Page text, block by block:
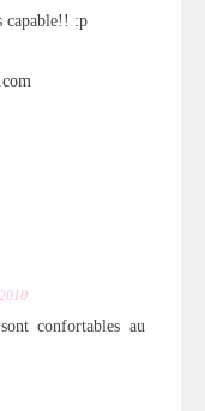
capable!! :p
confortables au